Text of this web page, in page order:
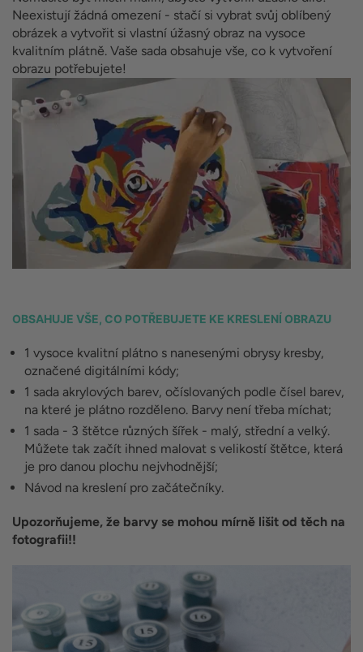
Neexistují žádná omezení - stačí si vybrat svůj oblíbený
obrázek a vytvořit si vlastní úžasný obraz na vysoce
kvalitním plátně. Vaše sada obsahuje vše, co k vytvoření
obrazu potřebujete!
OBSAHUJE VŠE, CO POTŘEBUJETE KE KRESLENÍ OBRAZU
1 vysoce kvalitní plátno s nanesenými obrysy kresby,
označené digitálními kódy;
1 sada akrylových barev, očíslovaných podle čísel barev,
na které je plátno rozděleno. Barvy není třeba míchat;
1 sada - 3 štětce různých šířek - malý, střední a velký.
Můžete tak začít ihned malovat s velikostí štětce, která
je pro danou plochu nejvhodnější;
Návod na kreslení pro začátečníky.
Upozorňujeme, že barvy se mohou mírně lišit od těch na
fotografii!!